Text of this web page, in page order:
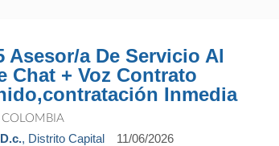
Asesor/a De Servicio Al
Chat + Voz Contrato
Inmedia
COLOMBIA
, Distrito Capital 11/06/2026